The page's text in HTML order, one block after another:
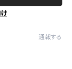
通報する